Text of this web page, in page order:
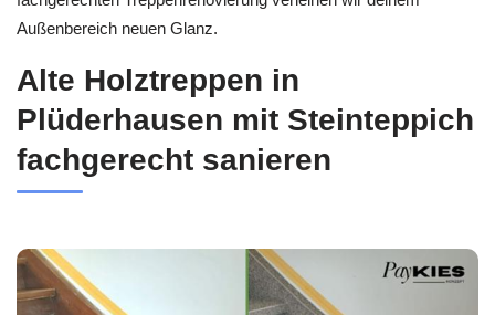
Außenbereich neuen Glanz.
Alte Holztreppen in
Plüderhausen mit Steinteppich
fachgerecht sanieren